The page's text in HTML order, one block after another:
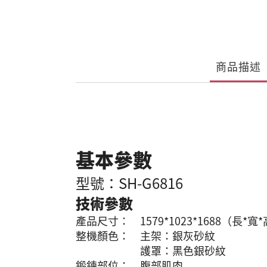
商品描述
基本參數
型號：SH-G6816
技術參數
產品尺寸： 1579*1023*1688（長*寬*
整機顏色： 主架：銀灰砂紋
護罩：黑色銀砂紋